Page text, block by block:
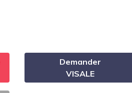
Demander
VISALE